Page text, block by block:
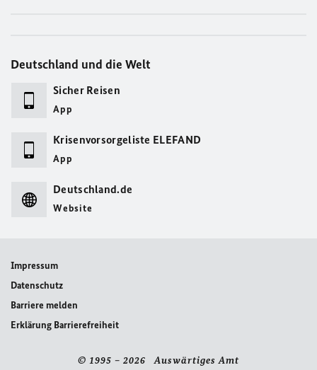
Deutschland und die Welt
Sicher Reisen
App
Krisenvorsorgeliste ELEFAND
App
Deutschland.de
Website
Impressum
Datenschutz
Barriere melden
Erklärung Barrierefreiheit
© 1995 – 2026 Auswärtiges Amt